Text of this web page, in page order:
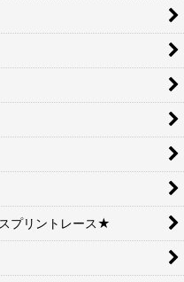
プリントレース★